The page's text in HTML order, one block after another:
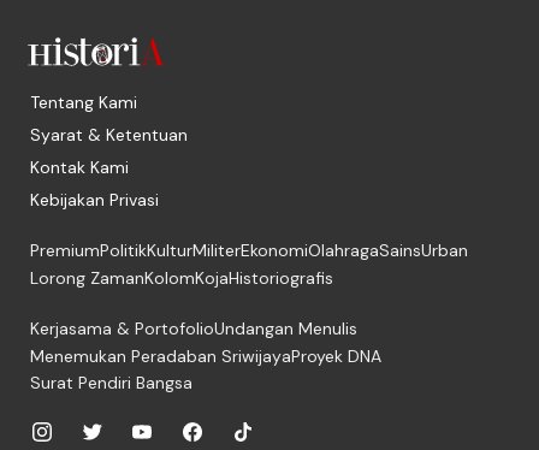
Tentang Kami
Syarat & Ketentuan
Kontak Kami
Kebijakan Privasi
PremiumPolitikKulturMiliterEkonomiOlahragaSainsUrban
Lorong ZamanKolomKojaHistoriografis
Kerjasama & PortofolioUndangan Menulis
Menemukan Peradaban SriwijayaProyek DNA
Surat Pendiri Bangsa